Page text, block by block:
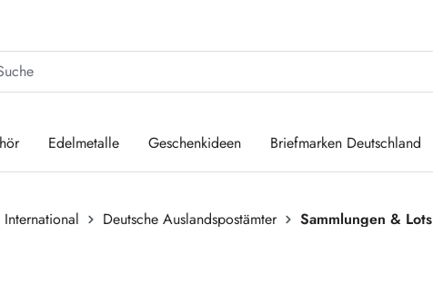
Edelmetalle Geschenkideen Briefmarken Deutschland
Deutsche Auslandspostämter
Sammlungen & Lots